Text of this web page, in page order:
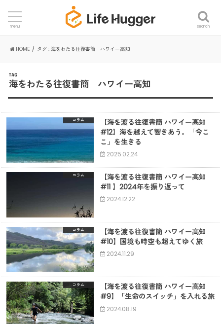
search
menu
HOME タグ : 海をわたる往復書簡 ハワイー高知
TAG
海をわたる往復書簡 ハワイー高知
コラム
【海を渡る往復書簡 ハワイー高知
#12】海を越えて響きあう。「今こ
こ」を生きる
2025.02.24
コラム
【海を渡る往復書簡 ハワイー高知
#11 】2024年を振り返って
2024.12.22
コラム
【海を渡る往復書簡 ハワイー高知
#10】国境も時空も超えてゆく旅
2024.11.29
コラム
【海を渡る往復書簡 ハワイー高知
#9】「生命のスイッチ」を入れる旅
2024.08.19